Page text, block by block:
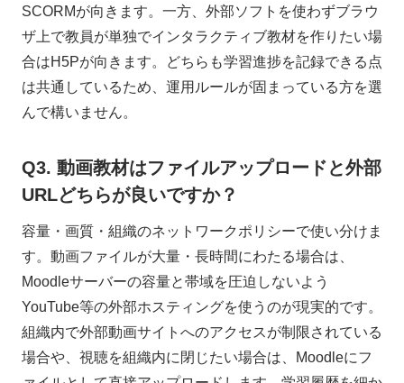
SCORMが向きます。一方、外部ソフトを使わずブラウ
ザ上で教員が単独でインタラクティブ教材を作りたい場
合はH5Pが向きます。どちらも学習進捗を記録できる点
は共通しているため、運用ルールが固まっている方を選
んで構いません。
Q3. 動画教材はファイルアップロードと外部
URLどちらが良いですか？
容量・画質・組織のネットワークポリシーで使い分けま
す。動画ファイルが大量・長時間にわたる場合は、
Moodleサーバーの容量と帯域を圧迫しないよう
YouTube等の外部ホスティングを使うのが現実的です。
組織内で外部動画サイトへのアクセスが制限されている
場合や、視聴を組織内に閉じたい場合は、Moodleにフ